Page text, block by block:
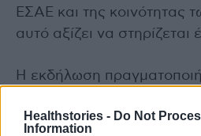
Healthstories - Do Not
Information
ΕΣΑΕ και της κοινότητας
αυτό αξίζει να στηρίζεται
Η εκδήλωση
Avanzanite Bioscience,